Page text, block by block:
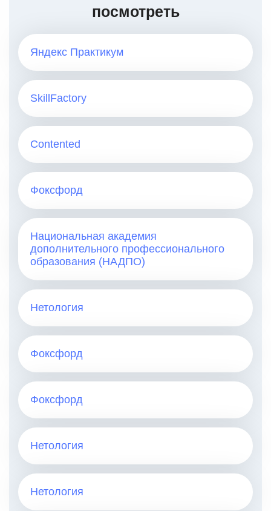
посмотреть
Яндекс Практикум
SkillFactory
Contented
Фоксфорд
Национальная академия
дополнительного профессионального
образования (НАДПО)
Нетология
Фоксфорд
Фоксфорд
Нетология
Нетология